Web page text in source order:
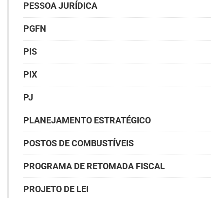
PESSOA JURÍDICA
PGFN
PIS
PIX
PJ
PLANEJAMENTO ESTRATÉGICO
POSTOS DE COMBUSTÍVEIS
PROGRAMA DE RETOMADA FISCAL
PROJETO DE LEI